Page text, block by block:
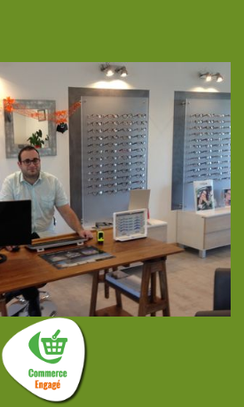
LES COMMERÇANTS
ACTUALITÉS
RESSOURCES
L’ÉQUIPE